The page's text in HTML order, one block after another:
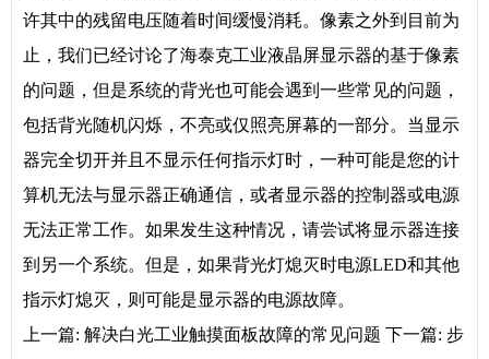
许其中的残留电压随着时间缓慢消耗。像素之外到目前为
止，我们已经讨论了海泰克工业液晶屏显示器的基于像素
的问题，但是系统的背光也可能会遇到一些常见的问题，
包括背光随机闪烁，不亮或仅照亮屏幕的一部分。当显示
器完全切开并且不显示任何指示灯时，一种可能是您的计
算机无法与显示器正确通信，或者显示器的控制器或电源
无法正常工作。如果发生这种情况，请尝试将显示器连接
到另一个系统。但是，如果背光灯熄灭时电源LED和其他
指示灯熄灭，则可能是显示器的电源故障。
上一篇: 解决白光工业触摸面板故障的常见问题 下一篇: 步